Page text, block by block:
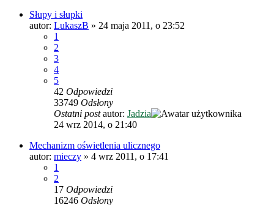
Słupy i słupki
autor: LukaszB » 24 maja 2011, o 23:52
1
2
3
4
5
42 Odpowiedzi
33749 Odsłony
Ostatni postautor: Jadzia
24 wrz 2014, o 21:40
Mechanizm oświetlenia ulicznego
autor: mieczy » 4 wrz 2011, o 17:41
1
2
17 Odpowiedzi
16246 Odsłony